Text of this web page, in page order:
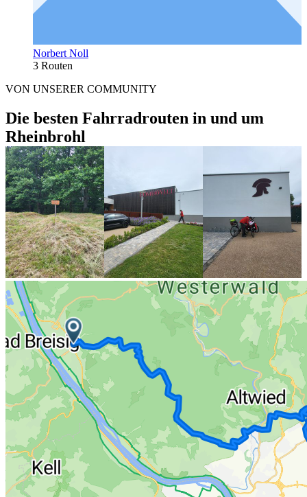
Norbert Noll
3 Routen
VON UNSERER COMMUNITY
Die besten Fahrradrouten in und um
Rheinbrohl